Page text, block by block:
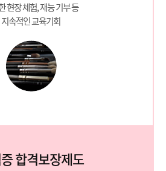
현장 체험, 재능 기부 등
지속적인 교육기회
합격보장제도